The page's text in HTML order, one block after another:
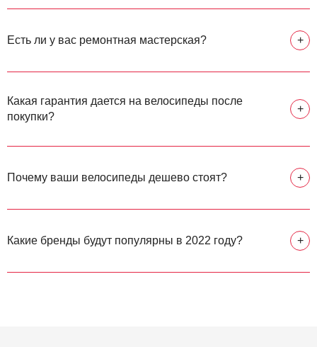
Есть ли у вас ремонтная мастерская? +
Какая гарантия дается на велосипеды после
покупки?
+
Почему ваши велосипеды дешево стоят? +
Какие бренды будут популярны в 2022 году? +